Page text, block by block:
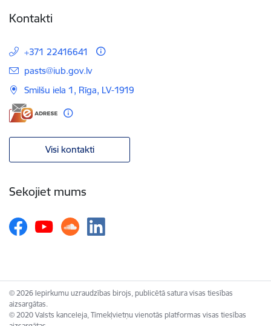
Kontakti
+371 22416641
E-pasts:
pasts@iub.gov.lv
Smilšu iela 1, Rīga, LV-1919
Visi kontakti
Sekojiet mums
© 2026 Iepirkumu uzraudzības birojs, publicētā satura visas tiesības
aizsargātas.
© 2020 Valsts kanceleja, Tīmekļvietņu vienotās platformas visas tiesības